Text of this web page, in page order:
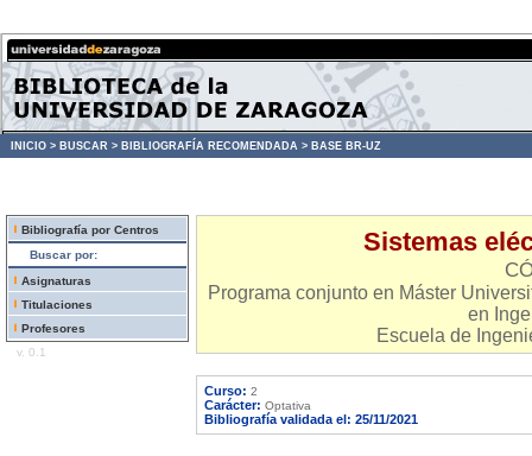
INICIO > BUSCAR > BIBLIOGRAFÍA RECOMENDADA > BASE BR-UZ
Bibliografía por Centros
Buscar por:
Asignaturas
Titulaciones
Profesores
v. 0.1
Sistemas
Programa conjunto en Máster
en
Escuela de
Curso: 2
Carácter: Optativa
Bibliografía validada el: 25/11/2021